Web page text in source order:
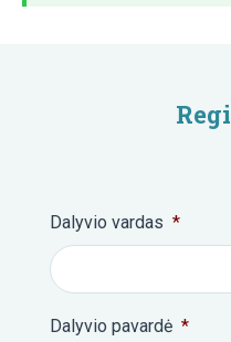
Dalyvio vardas *
Dalyvio pavardė *